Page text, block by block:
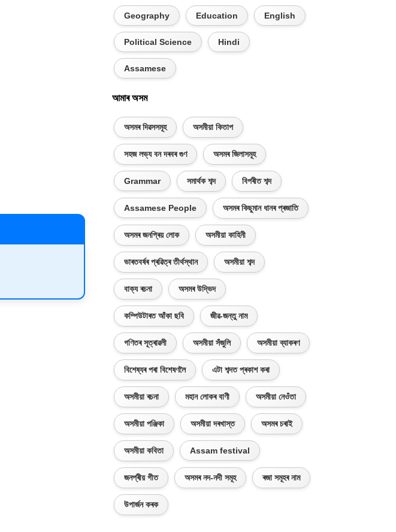
Geography Education English
Political Science Hindi
Assamese
আমাৰ অসম
অসমৰ দিৱসসমূহ অসমীয়া কিতাপ
সহজ লভ্য বন দৰবৰ গুণ অসমৰ জিলাসমূহ
Grammar সমাৰ্থক শব্দ বিপৰীত শব্দ
Assamese People অসমৰ কিছুমান ধানৰ প্ৰজাতি
অসমৰ জনপ্ৰিয় লোক অসমীয়া কাহিনী
ভাৰতবৰ্ষৰ প্ৰৱিত্ৰ তীৰ্থস্থান অসমীয়া শব্দ
বাক্য ৰচনা অসমৰ উদ্ভিদ
কম্পিউটাৰত আঁকা ছবি জীৱ-জন্তু নাম
গণিতৰ সূত্ৰাৱলী অসমীয়া সঁজুলি অসমীয়া ব্যাকৰণ
বিশেষ্যৰ পৰা বিশেষণলৈ এটা শব্দত প্ৰকাশ কৰা
অসমীয়া ৰচনা মহান লোকৰ বাণী অসমীয়া নেওঁতা
অসমীয়া পঞ্জিকা অসমীয়া দৰখাস্ত অসমৰ চৰাই
অসমীয়া কবিতা Assam festival
জনপ্ৰীয় গীত অসমৰ নদ-নদী সমূহ ৰজা সমূহৰ নাম
উপাৰ্জন কৰক